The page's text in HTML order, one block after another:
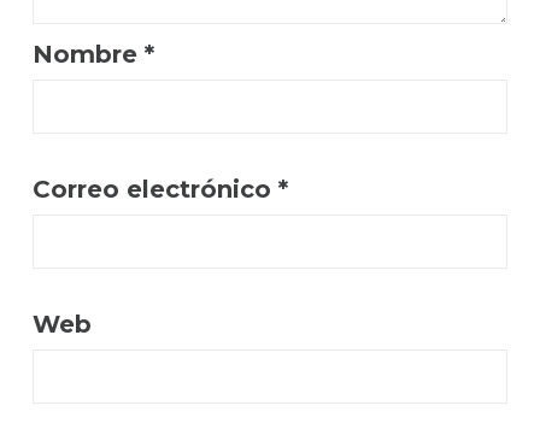
Nombre *
Correo electrónico *
Web